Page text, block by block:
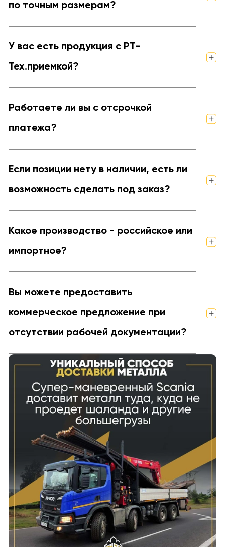
по точным размерам?
У вас есть продукция с РТ-
Тех.приемкой?
Работаете ли вы с отсрочкой
платежа?
Если позиции нету в наличии, есть ли
возможность сделать под заказ?
Какое производство - российское или
импортное?
Вы можете предоставить
коммерческое предложение при
отсутствии рабочей документации?